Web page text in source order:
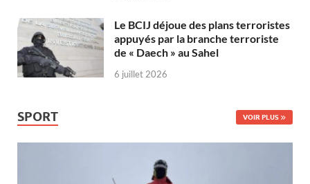
Le BCIJ déjoue des plans terroristes
appuyés par la branche terroriste
de « Daech » au Sahel
6 juillet 2026
SPORT VOIR PLUS